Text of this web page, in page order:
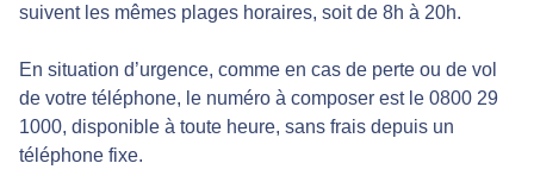
suivent les mêmes plages horaires, soit de 8h à 20h.
En situation d’urgence, comme en cas de perte ou de vol
de votre téléphone, le numéro à composer est le 0800 29
1000, disponible à toute heure, sans frais depuis un
téléphone fixe.